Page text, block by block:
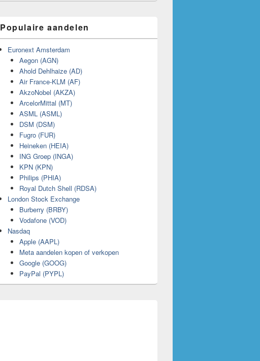
Populaire aandelen
Euronext Amsterdam
Aegon (AGN)
Ahold Dehlhaize (AD)
Air France-KLM (AF)
AkzoNobel (AKZA)
ArcelorMittal (MT)
ASML (ASML)
DSM (DSM)
Fugro (FUR)
Heineken (HEIA)
ING Groep (INGA)
KPN (KPN)
Philips (PHIA)
Royal Dutch Shell (RDSA)
London Stock Exchange
Burberry (BRBY)
Vodafone (VOD)
Nasdaq
Apple (AAPL)
Meta aandelen kopen of verkopen
Google (GOOG)
PayPal (PYPL)